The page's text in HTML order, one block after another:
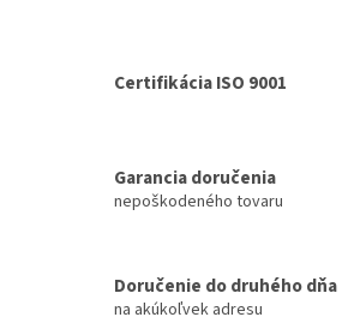
Certifikácia ISO 9001
Garancia doručenia
nepoškodeného tovaru
Doručenie do druhého dňa
na akúkoľvek adresu